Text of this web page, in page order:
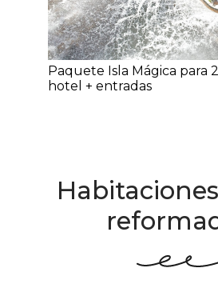
Paquete Isla Mágica para
hotel + entradas